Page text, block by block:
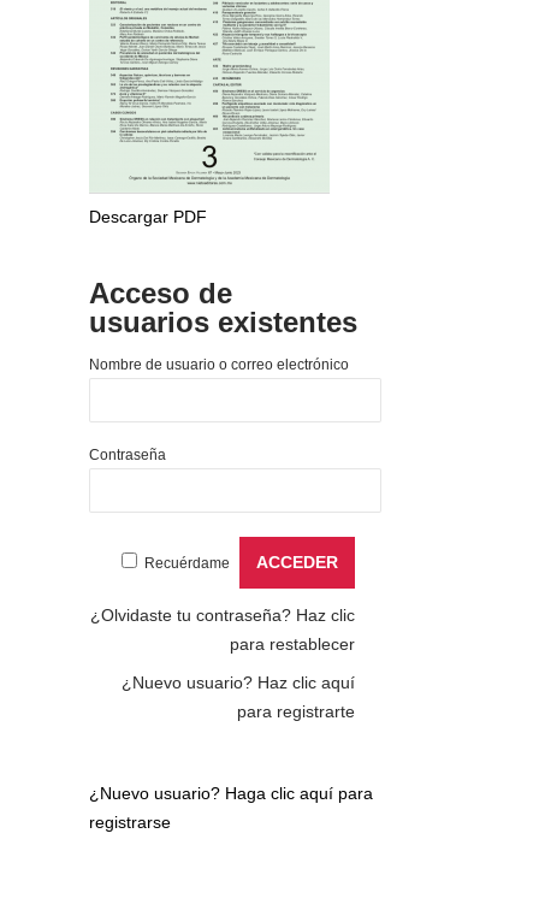
Descargar PDF
Acceso de
usuarios existentes
Nombre de usuario o correo electrónico
Contraseña
Recuérdame
¿Olvidaste tu contraseña? Haz clic
para restablecer
¿Nuevo usuario? Haz clic aquí
para registrarte
¿Nuevo usuario? Haga clic aquí para
registrarse